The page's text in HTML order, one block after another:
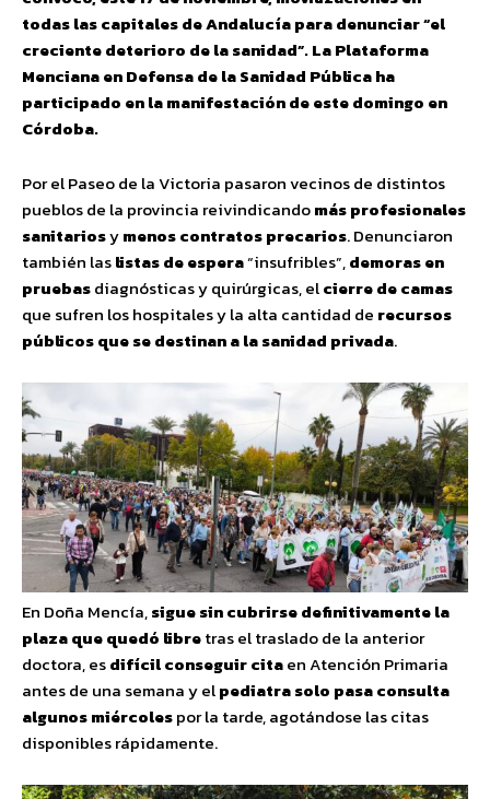
todas las capitales de Andalucía para denunciar “el
creciente deterioro de la sanidad”. La Plataforma
Menciana en Defensa de la Sanidad Pública ha
participado en la manifestación de este domingo en
Córdoba.
Por el Paseo de la Victoria pasaron vecinos de distintos
pueblos de la provincia reivindicandomás profesionales
sanitariosymenos contratos precarios. Denunciaron
también laslistas de espera“insufribles”,demoras en
pruebasdiagnósticas y quirúrgicas, elcierre de camas
que sufren los hospitales y la alta cantidad de recursos
públicos que se destinan a la sanidad privada.
En Doña Mencía,sigue sin cubrirse definitivamente la
plaza que quedó libretras el traslado de la anterior
doctora, esdifícil conseguir citaen Atención Primaria
antes de una semana y elpediatra solo pasa consulta
algunos miércolespor la tarde, agotándose las citas
disponibles rápidamente.